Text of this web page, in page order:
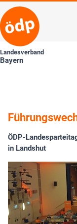
Landesverband
Bayern
ÖDP-
in Landshut